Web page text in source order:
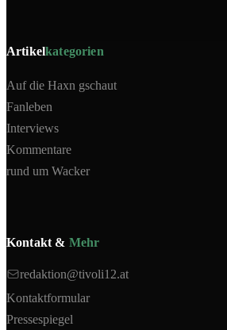
Artikelkategorien
Auf die Haxn gschaut
Fanleben
Interviews
Kommentare
rund um Wacker
Kontakt & Mehr
redaktion@tivoli12.at
Kontaktformular
Pressespiegel